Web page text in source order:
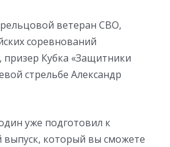
ветеран СВО,
соревнований
призер Кубка «Защитники
стрельбе Александр
уже подготовил к
который вы сможете